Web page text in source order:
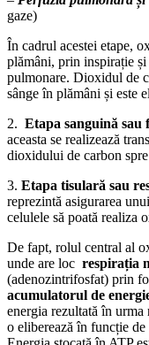
gaze)
În cadrul acestei etape,
plămâni, prin inspirație
pulmonare. Dioxidul de
sânge în plămâni și este
2. Etapa sanguină sau
aceasta se realizează
dioxidului de carbon
3. Etapa tisulară sau
reprezintă asigurarea
celulele să poată realiza
De fapt, rolul central al
unde are loc respirația
(adenozintrifosfat) prin
acumulatorul de
energia rezultată în
o eliberează în funcție